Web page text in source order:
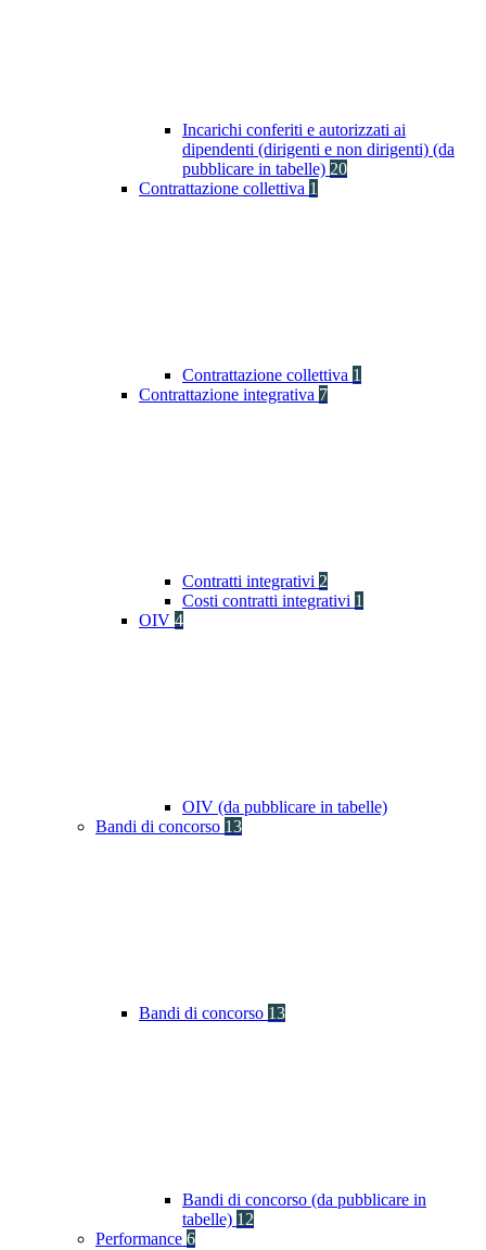
Incarichi conferiti e autorizzati ai
dipendenti (dirigenti e non dirigenti) (da
pubblicare in tabelle) 20
Contrattazione collettiva 1
Contrattazione collettiva 1
Contrattazione integrativa 7
Contratti integrativi 2
Costi contratti integrativi 1
OIV 4
OIV (da pubblicare in tabelle)
Bandi di concorso 13
Bandi di concorso 13
Bandi di concorso (da pubblicare in
tabelle) 12
Performance 6